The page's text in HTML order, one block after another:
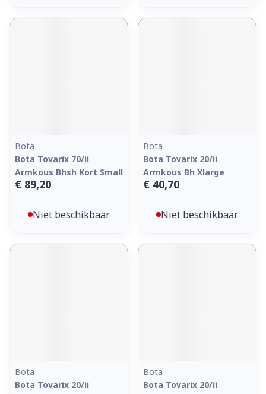
Bota
Bota Tovarix 70/ii
Armkous Bhsh Kort Small
€ 89,20
Niet beschikbaar
Bota
Bota Tovarix 20/ii
Armkous Bh Xlarge
€ 40,70
Niet beschikbaar
Bota
Bota Tovarix 20/ii
Bota
Bota Tovarix 20/ii